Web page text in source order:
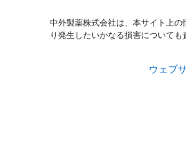
中外製薬株式会社は、本サイト上
り発生したいかなる損害について
ウェブ